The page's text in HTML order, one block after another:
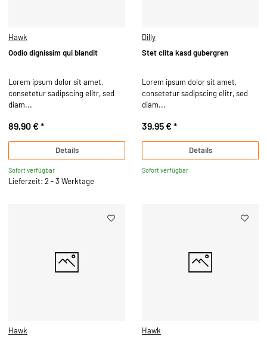
Hawk
Oodio dignissim qui blandit
Lorem ipsum dolor sit amet,
consetetur sadipscing elitr, sed
diam...
89,90 €*
Details
Sofort verfügbar
Lieferzeit: 2 - 3 Werktage
Dilly
Stet clita kasd gubergren
Lorem ipsum dolor sit amet,
consetetur sadipscing elitr, sed
diam...
39,95 €*
Details
Sofort verfügbar
Hawk
Hawk